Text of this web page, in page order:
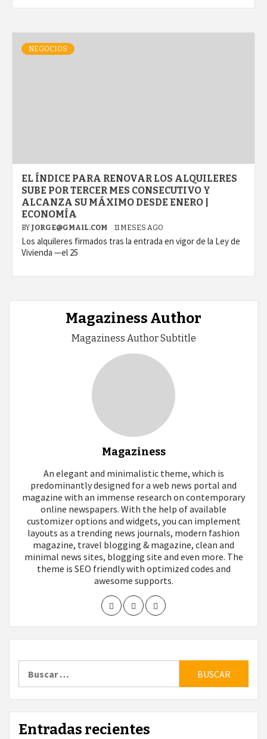
NEGOCIOS
EL ÍNDICE PARA RENOVAR LOS ALQUILERES
SUBE POR TERCER MES CONSECUTIVO Y
ALCANZA SU MÁXIMO DESDE ENERO |
ECONOMÍA
BY JORGE@GMAIL.COM 11 MESES AGO
Los alquileres firmados tras la entrada en vigor de la Ley de
Vivienda —el 25
Magaziness Author
Magaziness Author Subtitle
Magaziness
An elegant and minimalistic theme, which is
predominantly designed for a web news portal and
magazine with an immense research on contemporary
online newspapers. With the help of available
customizer options and widgets, you can implement
layouts as a trending news journals, modern fashion
magazine, travel blogging & magazine, clean and
minimal news sites, blogging site and even more. The
theme is SEO friendly with optimized codes and
awesome supports.
Entradas recientes